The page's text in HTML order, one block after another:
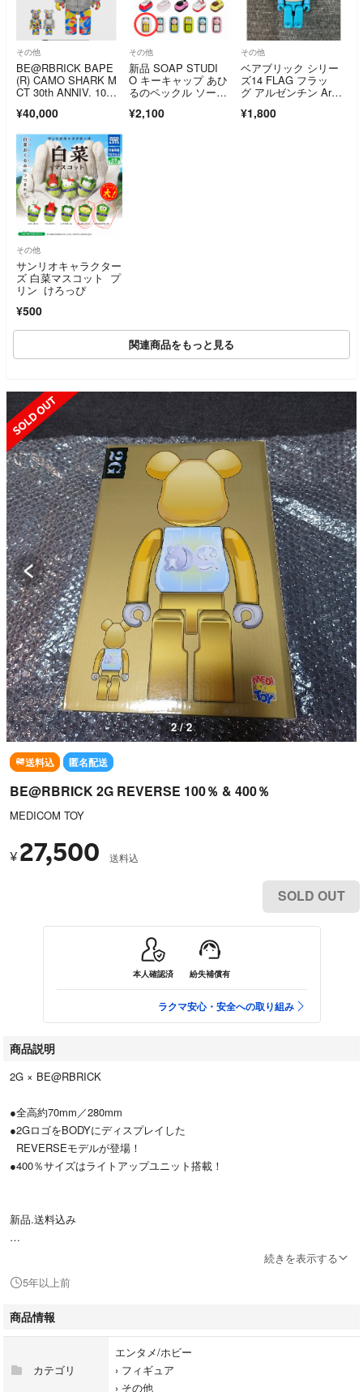
その他
BE@RBRICK BAPE
(R) CAMO SHARK M
CT 30th ANNIV. 10
¥40,000
その他
新品 SOAP STUDI
O キーキャップ あひ
るのペックル ソープ
¥2,100
その他
ベアブリック シリー
ズ14 FLAG フラッ
グ アルゼンチン Arge
¥1,800
その他
サンリオキャラクター
ズ 白菜マスコット プ
リン けろっぴ
¥500
関連商品をもっと見る
2 / 2
送料込 匿名配送
BE@RBRICK 2G REVERSE 100％ & 400％
MEDICOM TOY
¥ 27,500 送料込
SOLD OUT
本人確認済 紛失補償有
ラクマ安心・安全への取り組み
商品説明
2G × BE@RBRICK
●全高約70mm／280mm
●2GロゴをBODYにディスプレイした
REVERSEモデルが登場！
●400％サイズはライトアップユニット搭載！
新品.送料込み
#2G
#ベアブリ
#ベアブリック400
#Bearbrick
#be@rbrick
続きを表示する
5年以上前
商品情報
カテゴリ
エンタメ/ホビー
› フィギュア
› その他